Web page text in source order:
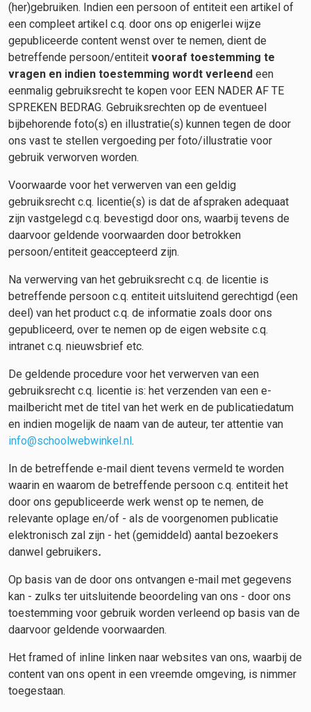
(her)gebruiken. Indien een persoon of entiteit een artikel of
een compleet artikel c.q. door ons op enigerlei wijze
gepubliceerde content wenst over te nemen, dient de
betreffende persoon/entiteit vooraf toestemming te
vragen en indien toestemming wordt verleend een
eenmalig gebruiksrecht te kopen voor EEN NADER AF TE
SPREKEN BEDRAG. Gebruiksrechten op de eventueel
bijbehorende foto(s) en illustratie(s) kunnen tegen de door
ons vast te stellen vergoeding per foto/illustratie voor
gebruik verworven worden.
Voorwaarde voor het verwerven van een geldig
gebruiksrecht c.q. licentie(s) is dat de afspraken adequaat
zijn vastgelegd c.q. bevestigd door ons, waarbij tevens de
daarvoor geldende voorwaarden door betrokken
persoon/entiteit geaccepteerd zijn.
Na verwerving van het gebruiksrecht c.q. de licentie is
betreffende persoon c.q. entiteit uitsluitend gerechtigd (een
deel) van het product c.q. de informatie zoals door ons
gepubliceerd, over te nemen op de eigen website c.q.
intranet c.q. nieuwsbrief etc.
De geldende procedure voor het verwerven van een
gebruiksrecht c.q. licentie is: het verzenden van een e-
mailbericht met de titel van het werk en de publicatiedatum
en indien mogelijk de naam van de auteur, ter attentie van
info@schoolwebwinkel.nl.
In de betreffende e-mail dient tevens vermeld te worden
waarin en waarom de betreffende persoon c.q. entiteit het
door ons gepubliceerde werk wenst op te nemen, de
relevante oplage en/of - als de voorgenomen publicatie
elektronisch zal zijn - het (gemiddeld) aantal bezoekers
danwel gebruikers.
Op basis van de door ons ontvangen e-mail met gegevens
kan - zulks ter uitsluitende beoordeling van ons - door ons
toestemming voor gebruik worden verleend op basis van de
daarvoor geldende voorwaarden.
Het framed of inline linken naar websites van ons, waarbij de
content van ons opent in een vreemde omgeving, is nimmer
toegestaan.